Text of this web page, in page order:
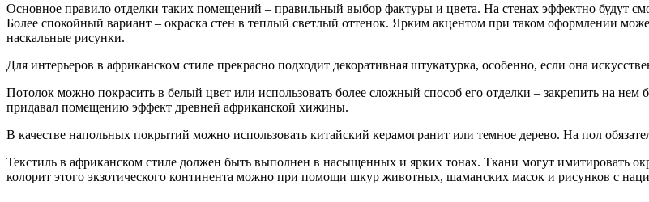
Основное правило отделки таких помещений – правильный выбор фактуры и цвета. На стенах эффектно будут
Более спокойный вариант – окраска стен в теплый светлый оттенок. Ярким акцентом при таком оформлении
наскальные рисунки.
Для интерьеров в африканском стиле прекрасно подходит декоративная штукатурка, особенно, если она
Потолок можно покрасить в белый цвет или использовать более сложный способ его отделки – закрепить на
придавал помещению эффект древней африканской хижины.
В качестве напольных покрытий можно использовать китайский керамогранит или темное дерево. На пол
Текстиль в африканском стиле должен быть выполнен в насыщенных и ярких тонах. Ткани могут имитировать
колорит этого экзотического континента можно при помощи шкур животных, шаманских масок и рисунков с